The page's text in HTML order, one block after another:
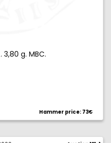
g. MBC.
Hammer price: 73€